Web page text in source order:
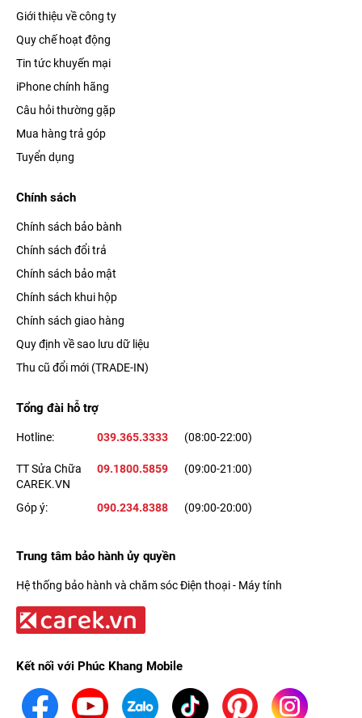
Giới thiệu về công ty
Quy chế hoạt động
Tin tức khuyến mại
iPhone chính hãng
Câu hỏi thường gặp
Mua hàng trả góp
Tuyển dụng
Chính sách
Chính sách bảo bành
Chính sách đổi trả
Chính sách bảo mật
Chính sách khui hộp
Chính sách giao hàng
Quy định về sao lưu dữ liệu
Thu cũ đổi mới (TRADE-IN)
Tổng đài hỗ trợ
Hotline: 039.365.3333 (08:00-22:00)
TT Sửa Chữa
CAREK.VN
09.1800.5859 (09:00-21:00)
Góp ý: 090.234.8388 (09:00-20:00)
Trung tâm bảo hành ủy quyền
Hệ thống bảo hành và chăm sóc Điện thoại - Máy tính
Kết nối với Phúc Khang Mobile